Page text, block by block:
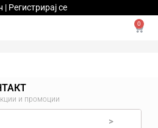
| Регистрирај се
0
и промоции
>